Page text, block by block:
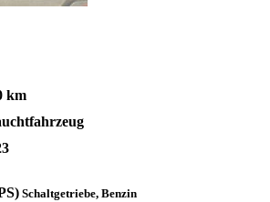
km
Schaltgetriebe, Benzin